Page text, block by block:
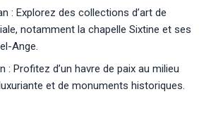
: Explorez des collections d’art de
notamment la chapelle Sixtine et ses
Ange.
: Profitez d’un havre de paix au milieu
et de monuments historiques.